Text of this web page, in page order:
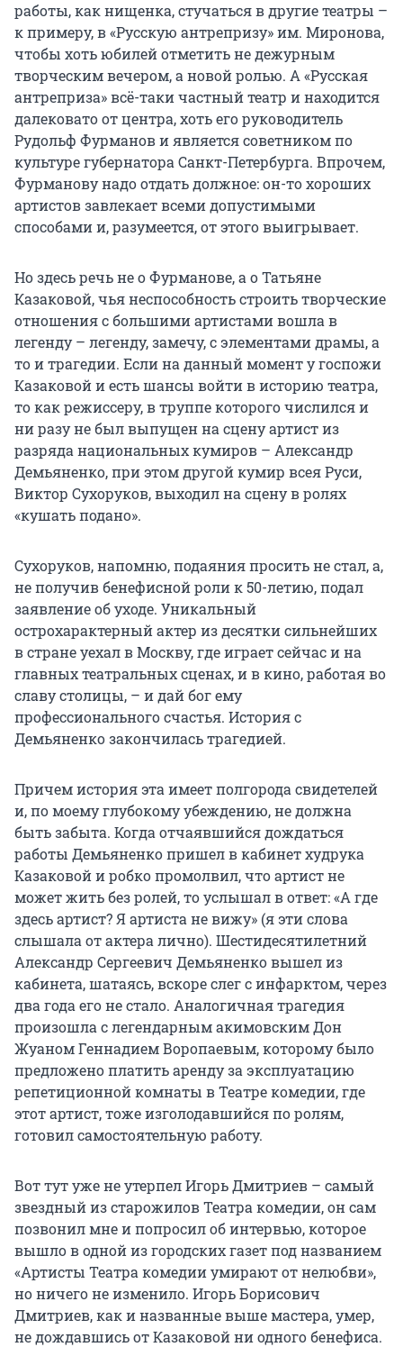
работы, как нищенка, стучаться в другие театры –
к примеру, в «Русскую антрепризу» им. Миронова,
чтобы хоть юбилей отметить не дежурным
творческим вечером, а новой ролью. А «Русская
антреприза» всё-таки частный театр и находится
далековато от центра, хоть его руководитель
Рудольф Фурманов и является советником по
культуре губернатора Санкт-Петербурга. Впрочем,
Фурманову надо отдать должное: он-то хороших
артистов завлекает всеми допустимыми
способами и, разумеется, от этого выигрывает.
Но здесь речь не о Фурманове, а о Татьяне
Казаковой, чья неспособность строить творческие
отношения с большими артистами вошла в
легенду – легенду, замечу, с элементами драмы, а
то и трагедии. Если на данный момент у госпожи
Казаковой и есть шансы войти в историю театра,
то как режиссеру, в труппе которого числился и
ни разу не был выпущен на сцену артист из
разряда национальных кумиров – Александр
Демьяненко, при этом другой кумир всея Руси,
Виктор Сухоруков, выходил на сцену в ролях
«кушать подано».
Сухоруков, напомню, подаяния просить не стал, а,
не получив бенефисной роли к 50-летию, подал
заявление об уходе. Уникальный
острохарактерный актер из десятки сильнейших
в стране уехал в Москву, где играет сейчас и на
главных театральных сценах, и в кино, работая во
славу столицы, – и дай бог ему
профессионального счастья. История с
Демьяненко закончилась трагедией.
Причем история эта имеет полгорода свидетелей
и, по моему глубокому убеждению, не должна
быть забыта. Когда отчаявшийся дождаться
работы Демьяненко пришел в кабинет худрука
Казаковой и робко промолвил, что артист не
может жить без ролей, то услышал в ответ: «А где
здесь артист? Я артиста не вижу» (я эти слова
слышала от актера лично). Шестидесятилетний
Александр Сергеевич Демьяненко вышел из
кабинета, шатаясь, вскоре слег с инфарктом, через
два года его не стало. Аналогичная трагедия
произошла с легендарным акимовским Дон
Жуаном Геннадием Воропаевым, которому было
предложено платить аренду за эксплуатацию
репетиционной комнаты в Театре комедии, где
этот артист, тоже изголодавшийся по ролям,
готовил самостоятельную работу.
Вот тут уже не утерпел Игорь Дмитриев – самый
звездный из старожилов Театра комедии, он сам
позвонил мне и попросил об интервью, которое
вышло в одной из городских газет под названием
«Артисты Театра комедии умирают от нелюбви»,
но ничего не изменило. Игорь Борисович
Дмитриев, как и названные выше мастера, умер,
не дождавшись от Казаковой ни одного бенефиса.